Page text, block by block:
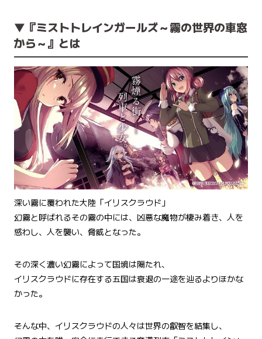
▼『ミストトレインガールズ～霧の世界の車窓
から～』とは
深い霧に覆われた大陸「イリスクラウド」
幻霧と呼ばれるその霧の中には、凶悪な魔物が棲み着き、人を
惑わし、人を襲い、脅威となった。
その深く濃い幻霧によって国境は隔たれ、
イリスクラウドに存在する五国は衰退の一途を辿るよりほかな
かった。
そんな中、イリスクラウドの人々は世界の叡智を結集し、